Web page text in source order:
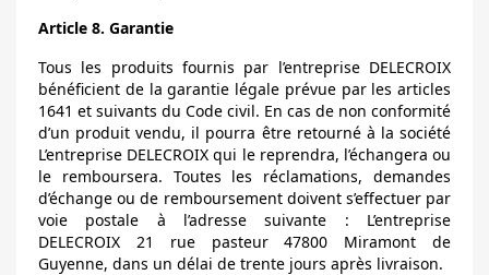
Article 8. Garantie
Tous les produits fournis par l’entreprise DELECROIX
bénéficient de la garantie légale prévue par les articles
1641 et suivants du Code civil. En cas de non conformité
d’un produit vendu, il pourra être retourné à la société
L’entreprise DELECROIX qui le reprendra, l’échangera ou
le remboursera. Toutes les réclamations, demandes
d’échange ou de remboursement doivent s’effectuer par
voie postale à l’adresse suivante : L’entreprise
DELECROIX 21 rue pasteur 47800 Miramont de
Guyenne, dans un délai de trente jours après livraison.